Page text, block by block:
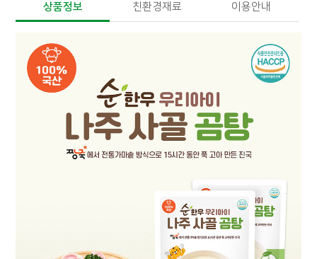
상품정보 친환경재료 이용안내